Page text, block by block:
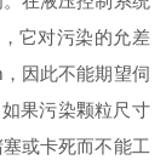
它对污染的允差
因此不能期望伺
果污染颗粒尺寸
或卡死而不能工